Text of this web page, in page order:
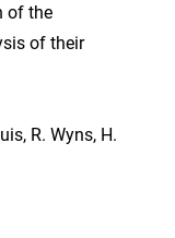
of the
of their
R. Wyns, H.